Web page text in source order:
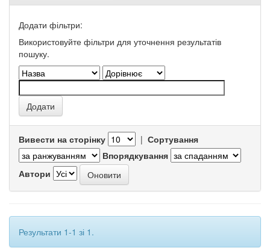
Додати фільтри:
Використовуйте фільтри для уточнення результатів
пошуку.
Вивести на сторінку | Сортування
Впорядкування
Автори
Результати 1-1 зі 1.